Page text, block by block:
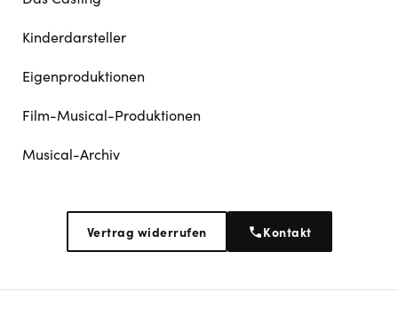
Kinderdarsteller
Eigenproduktionen
Film-Musical-Produktionen
Musical-Archiv
Vertrag widerrufen Kontakt